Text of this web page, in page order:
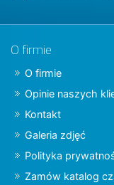
O firmie
O firmie
Opinie naszych
Kontakt
Galeria zdjęć
Polityka
Zamów katalog